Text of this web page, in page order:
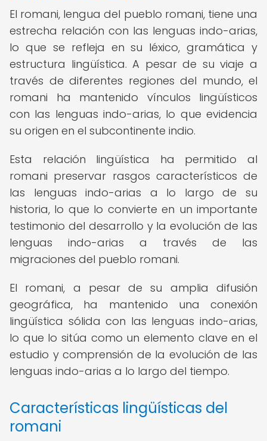
El romani, lengua del pueblo romani, tiene una
estrecha relación con las lenguas indo-arias,
lo que se refleja en su léxico, gramática y
estructura lingüística. A pesar de su viaje a
través de diferentes regiones del mundo, el
romani ha mantenido vínculos lingüísticos
con las lenguas indo-arias, lo que evidencia
su origen en el subcontinente indio.
Esta relación lingüística ha permitido al
romani preservar rasgos característicos de
las lenguas indo-arias a lo largo de su
historia, lo que lo convierte en un importante
testimonio del desarrollo y la evolución de las
lenguas indo-arias a través de las
migraciones del pueblo romani.
El romani, a pesar de su amplia difusión
geográfica, ha mantenido una conexión
lingüística sólida con las lenguas indo-arias,
lo que lo sitúa como un elemento clave en el
estudio y comprensión de la evolución de las
lenguas indo-arias a lo largo del tiempo.
Características lingüísticas del
romani